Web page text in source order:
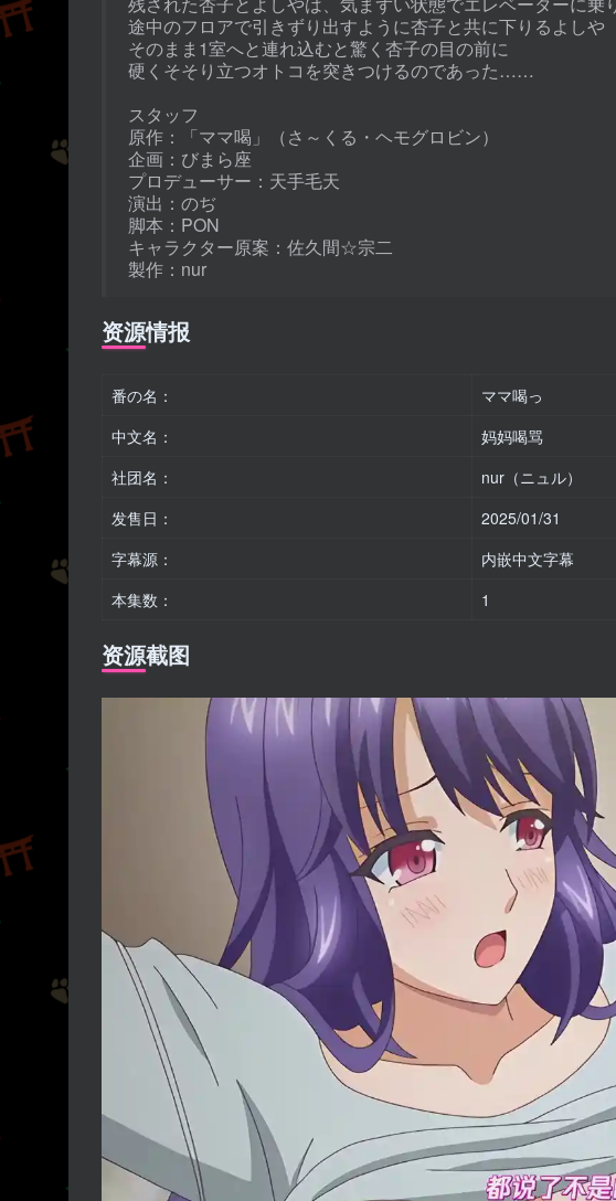
途中のフロアで引きずり出すように杏子と共に下りるよしや
そのまま1室へと連れ込むと驚く杏子の目の前に
硬くそそり立つオトコを突きつけるのであった……
スタッフ
原作：「ママ喝」（さ～くる・ヘモグロビン）
企画：びまら座
プロデューサー：天手毛天
演出：のぢ
脚本：PON
キャラクター原案：佐久間☆宗二
製作：nur
资源情报
番の名：
ママ喝っ
中文名：
妈妈喝骂
社团名：
nur（ニュル）
发售日：
2025/01/31
字幕源：
内嵌中文字幕
本集数：
1
资源截图